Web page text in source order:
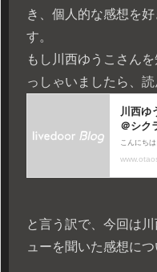
き、個人的な感想を
す。
もし川西ゆうこさん
っしゃいましたら、読
と言う訳で、今回は
ューを聞いた感想につ